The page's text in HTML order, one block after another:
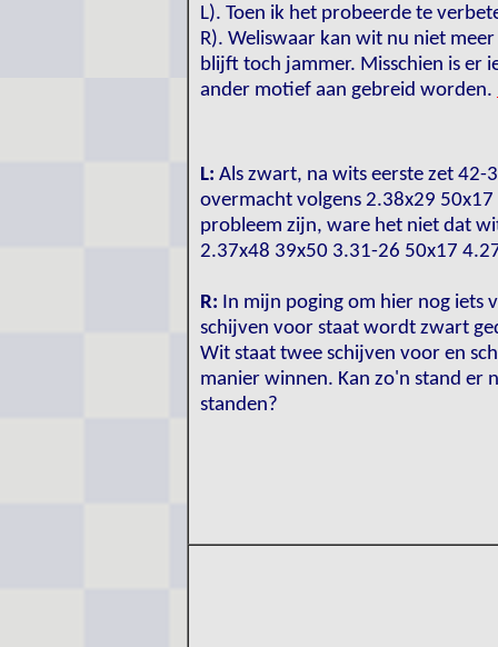
L). Toen ik het probeerde te
R). Weliswaar kan wit nu niet
blijft toch jammer. Misschien is er
ander motief aan gebreid worden.
L: Als zwart, na wits eerste zet
overmacht volgens 2.38x29
probleem zijn, ware het niet dat
2.37x48 39x50 3.31-26 50x17
R: In mijn poging om hier nog iets
schijven voor staat wordt zwart
Wit staat twee schijven voor en
manier winnen. Kan zo'n stand er
standen?